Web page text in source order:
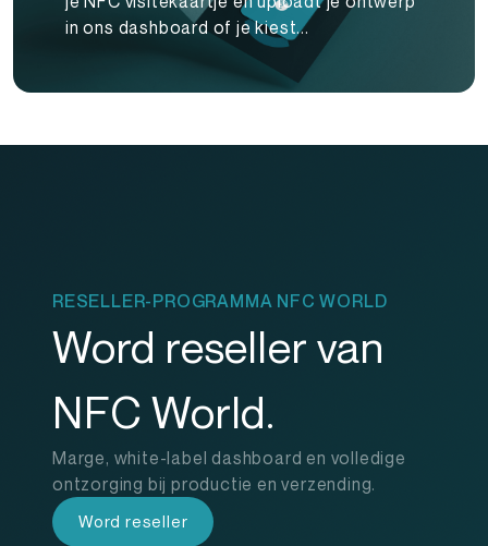
in ons dashboard of je kiest...
RESELLER-PROGRAMMA NFC WORLD
Word reseller van
NFC World.
Marge, white-label dashboard en volledige
ontzorging bij productie en verzending.
Word reseller